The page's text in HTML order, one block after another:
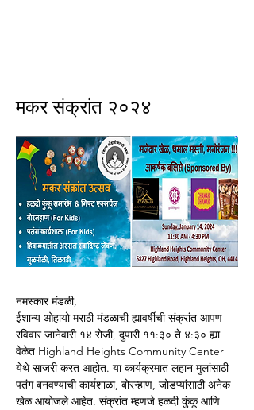
मकर संक्रांत २०२४
नमस्कार मंडळी,
ईशान्य ओहायो मराठी मंडळाची ह्यावर्षीची संक्रांत आपण
रविवार जानेवारी १४ रोजी, दुपारी ११:३० ते ४:३० ह्या
वेळेत Highland Heights Community Center
येथे साजरी करत आहोत. या कार्यक्रमात लहान मुलांसाठी
पतंग बनवण्याची कार्यशाळा, बोरन्हाण, जोडप्यांसाठी अनेक
खेळ आयोजले आहेत. संक्रांत म्हणजे हळदी कुंकू आणि